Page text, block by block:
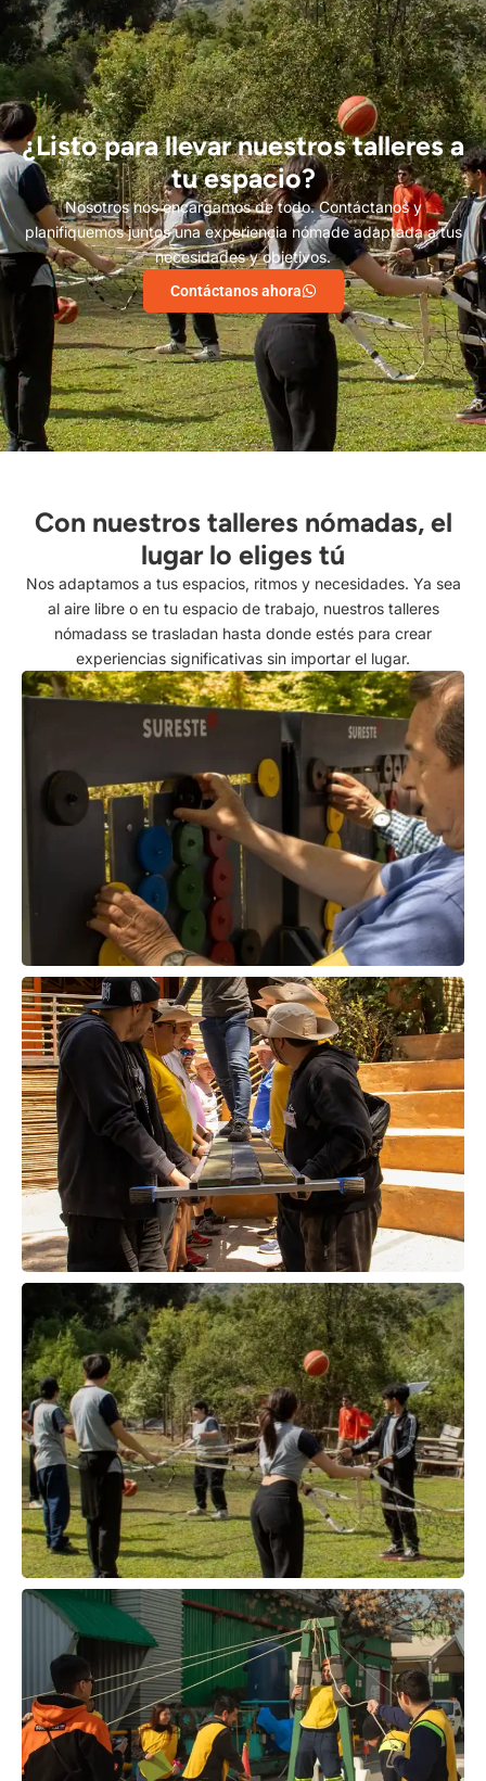
¿Listo para llevar nuestros talleres a
tu espacio?
Nosotros nos encargamos de todo. Contáctanos y
planifiquemos juntos una experiencia nómade adaptada a tus
necesidades y objetivos.
Contáctanos ahora
Con nuestros talleres nómadas, el
lugar lo eliges tú
Nos adaptamos a tus espacios, ritmos y necesidades. Ya sea
al aire libre o en tu espacio de trabajo, nuestros talleres
nómadass se trasladan hasta donde estés para crear
experiencias significativas sin importar el lugar.